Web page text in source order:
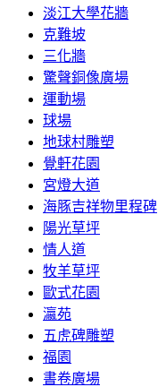
淡江大學花牆
克難坡
三化牆
驚聲銅像廣場
運動場
球場
地球村雕塑
覺軒花園
宮燈大道
海豚吉祥物里程碑
陽光草坪
情人道
牧羊草坪
歐式花園
瀛苑
五虎碑雕塑
福園
書卷廣場